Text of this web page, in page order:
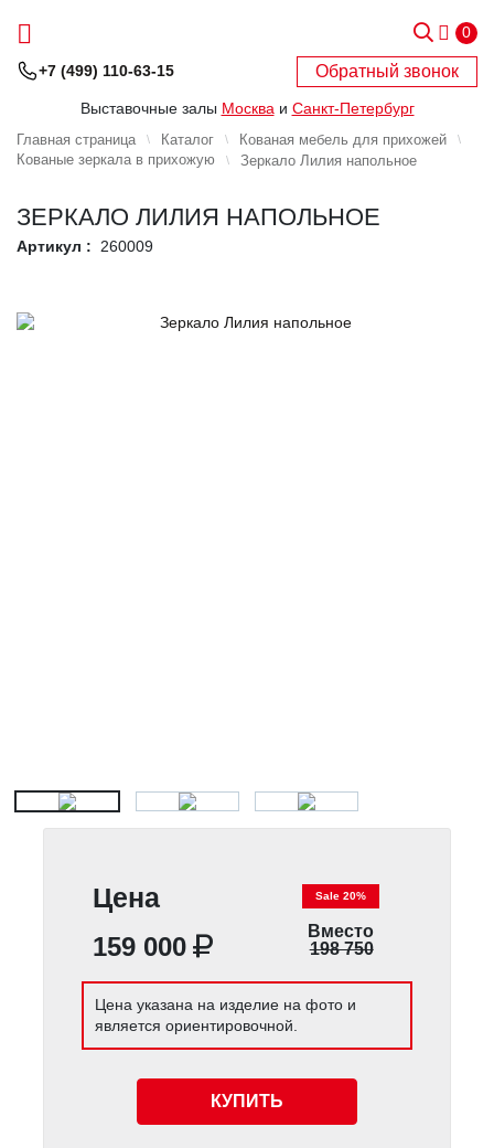
0
+7 (499) 110-63-15 Обратный звонок
Выставочные залы Москва и Санкт-Петербург
Главная страница Каталог
Кованая мебель для прихожей
Кованые зеркала в прихожую
Зеркало Лилия напольное
ЗЕРКАЛО ЛИЛИЯ НАПОЛЬНОЕ
Артикул : 260009
Цена
159 000
Sale 20%
Вместо
198 750
Цена указана на изделие на фото и
является ориентировочной.
КУПИТЬ